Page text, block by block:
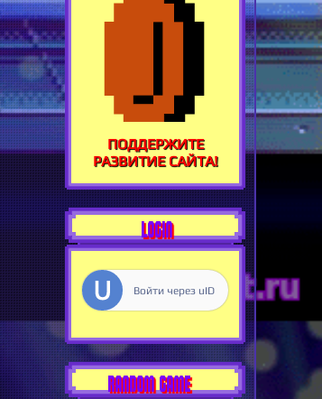
ПОДДЕРЖИТЕ
РАЗВИТИЕ САЙТА!
LOGIN
Войти через uID
RANDOM GAME